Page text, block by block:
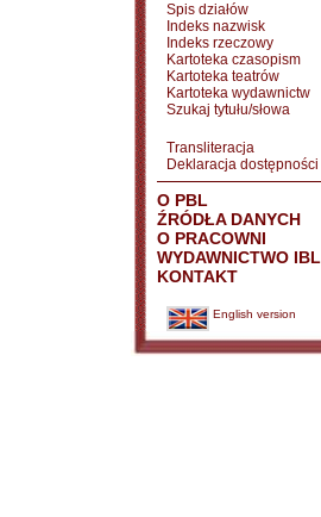
Spis działów
Indeks nazwisk
Indeks rzeczowy
Kartoteka czasopism
Kartoteka teatrów
Kartoteka wydawnictw
Szukaj tytułu/słowa
Transliteracja
Deklaracja dostępności
O PBL
ŹRÓDŁA DANYCH
O PRACOWNI
WYDAWNICTWO IBL
KONTAKT
English version